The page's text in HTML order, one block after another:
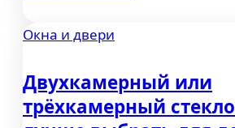
Окна и двери
Двухкамерный или
трёхкамерный